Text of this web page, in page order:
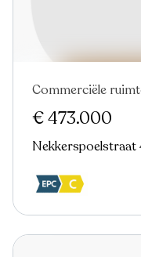
Commerciële
€ 473.000